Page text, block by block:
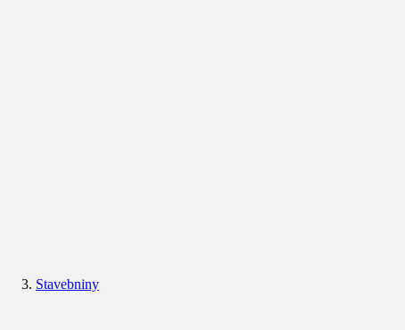
Stavebniny